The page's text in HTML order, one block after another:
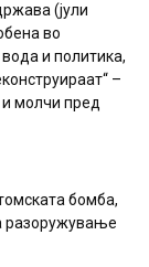
(јули
во
вода и политика,
–
и молчи пред
бомба,
разоружување